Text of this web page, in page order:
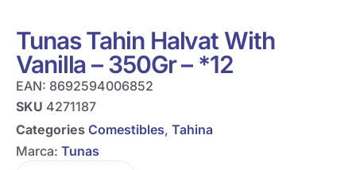
Tunas Tahin Halvat With
Vanilla – 350Gr – *12
EAN: 8692594006852
SKU 4271187
Categories Comestibles, Tahina
Marca: Tunas